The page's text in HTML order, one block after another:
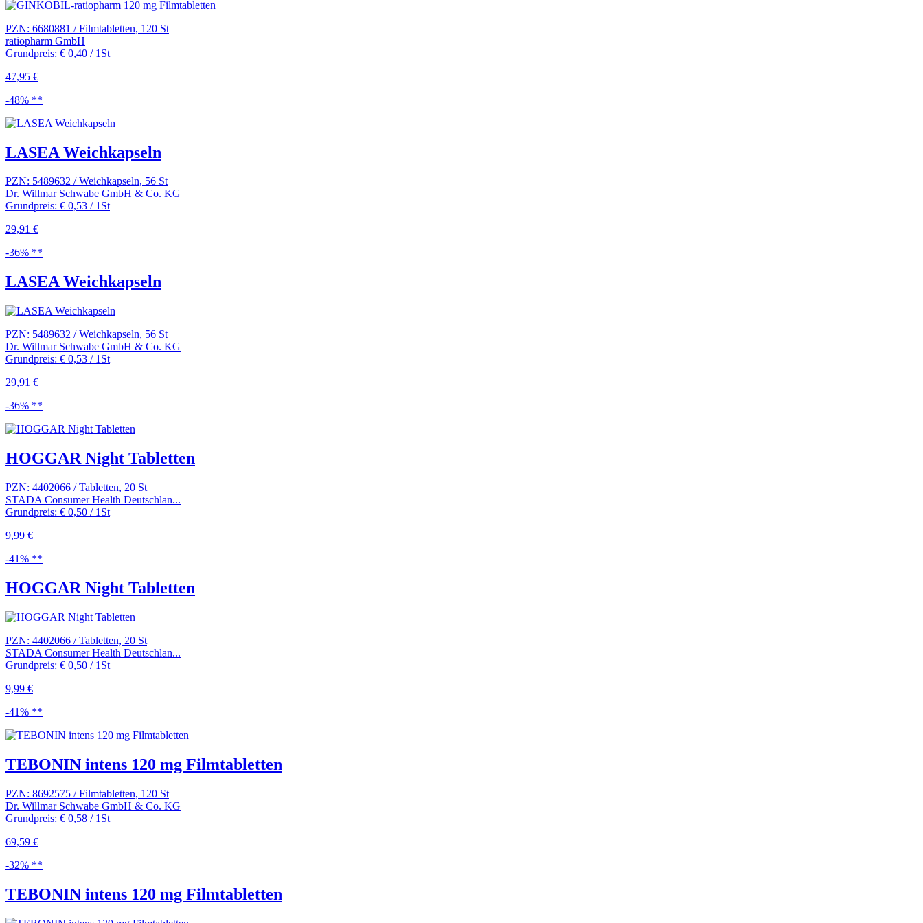
PZN: 6680881 / Filmtabletten, 120 St
ratiopharm GmbH
Grundpreis: € 0,40 / 1St
47,95 €
-48% **
LASEA Weichkapseln
PZN: 5489632 / Weichkapseln, 56 St
Dr. Willmar Schwabe GmbH & Co. KG
Grundpreis: € 0,53 / 1St
29,91 €
-36% **
LASEA Weichkapseln
PZN: 5489632 / Weichkapseln, 56 St
Dr. Willmar Schwabe GmbH & Co. KG
Grundpreis: € 0,53 / 1St
29,91 €
-36% **
HOGGAR Night Tabletten
PZN: 4402066 / Tabletten, 20 St
STADA Consumer Health Deutschlan...
Grundpreis: € 0,50 / 1St
9,99 €
-41% **
HOGGAR Night Tabletten
PZN: 4402066 / Tabletten, 20 St
STADA Consumer Health Deutschlan...
Grundpreis: € 0,50 / 1St
9,99 €
-41% **
TEBONIN intens 120 mg Filmtabletten
PZN: 8692575 / Filmtabletten, 120 St
Dr. Willmar Schwabe GmbH & Co. KG
Grundpreis: € 0,58 / 1St
69,59 €
-32% **
TEBONIN intens 120 mg Filmtabletten